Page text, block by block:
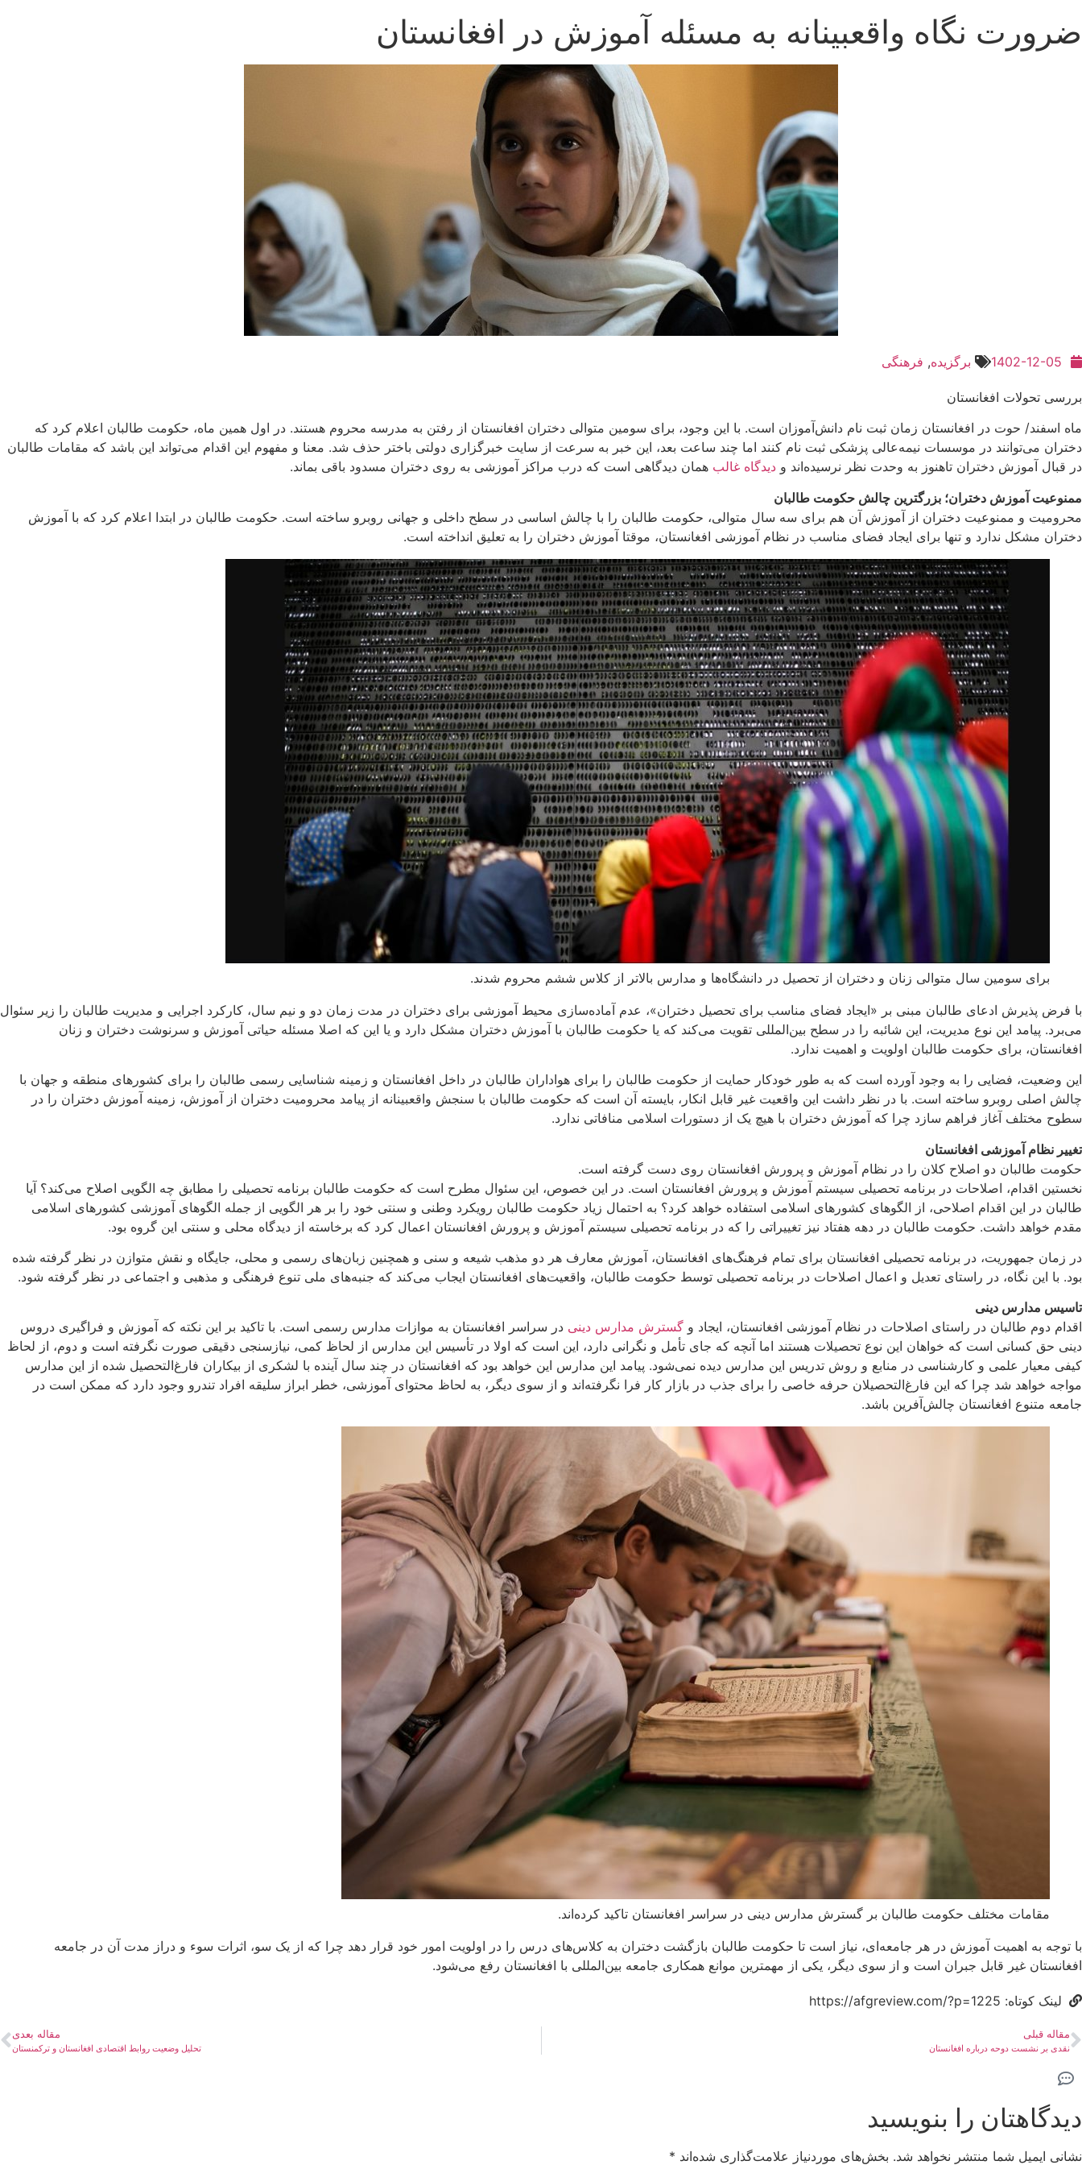
ضرورت نگاه واقعبینانه به مسئله آموزش در افغانستان
1402-12-05 برگزیده, فرهنگی
بررسی تحولات افغانستان
ماه اسفند/ حوت در افغانستان زمان ثبت‌ نام دانش‌آموزان است. با این وجود، برای سومین متوالی دختران افغانستان از رفتن به مدرسه محروم هستند. در اول همین ماه، حکومت طالبان اعلام کرد که
دختران می‌توانند در موسسات نیمه‌عالی پزشکی ثبت نام کنند اما چند ساعت بعد، این خبر به سرعت از سایت خبرگزاری‌ دولتی باختر حذف شد. معنا و مفهوم این اقدام می‌تواند این باشد که مقامات طالبان
در قبال آموزش دختران تاهنوز به وحدت نظر نرسیده‌اند و دیدگاه غالب همان دیدگاهی است که درب مراکز آموزشی به روی دختران مسدود باقی بماند.
ممنوعیت آموزش دختران؛ بزرگترین چالش حکومت طالبان
محرومیت و ممنوعیت دختران از آموزش آن ‌هم برای سه سال متوالی، حکومت طالبان را با چالش اساسی در سطح داخلی و جهانی روبرو ساخته است. حکومت طالبان در ابتدا اعلام کرد که با آموزش
دختران مشکل ندارد و تنها برای ایجاد فضای مناسب در نظام آموزشی افغانستان، موقتا آموزش دختران را به تعلیق انداخته است.
برای سومین سال متوالی زنان و دختران از تحصیل در دانشگاه‌ها و مدارس بالاتر از کلاس ششم محروم شدند.
با فرض پذیرش ادعای طالبان مبنی بر «ایجاد فضای مناسب برای تحصیل دختران»، عدم آماده‌سازی محیط آموزشی برای دختران در مدت زمان دو و نیم سال، کارکرد اجرایی و مدیریت طالبان را زیر سئوال
می‌برد. پیامد این نوع مدیریت، این شائبه را در سطح بین‌المللی تقویت می‌کند که یا حکومت طالبان با آموزش دختران مشکل دارد و یا این که اصلا مسئله حیاتی آموزش و سرنوشت دختران و زنان
افغانستان، برای حکومت طالبان اولویت و اهمیت ندارد.
این وضعیت، فضایی را به وجود آورده است که به طور خودکار حمایت از حکومت طالبان را برای هواداران طالبان در داخل افغانستان و زمینه شناسایی رسمی طالبان را برای کشورهای منطقه و جهان با
چالش اصلی روبرو ساخته است. با در نظر داشت این واقعیت غیر قابل انکار، بایسته آن است که حکومت طالبان با سنجش واقعبینانه از پیامد محرومیت دختران از آموزش، زمینه آموزش دختران را در
سطوح مختلف آغاز فراهم سازد چرا که آموزش دختران با هیچ یک از دستورات اسلامی منافاتی ندارد.
تغییر نظام آموزشی افغانستان
حکومت طالبان دو اصلاح کلان را در نظام آموزش و پرورش افغانستان روی دست گرفته است.
نخستین اقدام، اصلاحات در برنامه تحصیلی سیستم آموزش و پرورش افغانستان است. در این خصوص، این سئوال مطرح است که حکومت طالبان برنامه تحصیلی را مطابق چه الگویی اصلاح می‌کند؟ آیا
طالبان در این اقدام اصلاحی، از الگوهای کشورهای اسلامی استفاده خواهد کرد؟ به احتمال زیاد حکومت طالبان رویکرد وطنی و سنتی خود را بر هر الگویی از جمله الگوهای آموزشی کشورهای اسلامی
مقدم خواهد داشت. حکومت طالبان در دهه هفتاد نیز تغییراتی را که در برنامه تحصیلی سیستم آموزش و پرورش افغانستان اعمال کرد که برخاسته از دیدگاه محلی و سنتی این گروه بود.
در زمان جمهوریت، در برنامه تحصیلی افغانستان برای تمام فرهنگ‌های افغانستان، آموزش معارف هر دو مذهب شیعه و سنی و همچنین زبان‌های رسمی و محلی، جایگاه و نقش متوازن در نظر گرفته شده
بود. با این نگاه، در راستای تعدیل و اعمال اصلاحات در برنامه تحصیلی توسط حکومت طالبان، واقعیت‌های افغانستان ایجاب می‌کند که جنبه‌های ملی تنوع فرهنگی و مذهبی و اجتماعی در نظر گرفته شود.
تاسیس مدارس دینی
اقدام دوم طالبان در راستای اصلاحات در نظام آموزشی افغانستان، ایجاد و گسترش مدارس دینی در سراسر افغانستان به موازات مدارس رسمی است. با تاکید بر این نکته که آموزش و فراگیری دروس
دینی حق کسانی است که خواهان این نوع تحصیلات هستند اما آنچه که جای تأمل و نگرانی دارد، این است که اولا در تأسیس این مدارس از لحاظ کمی، نیازسنجی دقیقی صورت نگرفته است و دوم، از لحاظ
کیفی معیار علمی و کارشناسی در منابع و روش تدریس این مدارس دیده نمی‌شود. پیامد این مدارس این خواهد بود که افغانستان در چند سال آینده با لشکری از بیکاران فارغ‌التحصیل شده از این مدارس
مواجه خواهد شد چرا که این فارغ‌التحصیلان حرفه خاصی را برای جذب در بازار کار فرا نگرفته‌اند و از سوی دیگر، به لحاظ محتوای آموزشی، خطر ابراز سلیقه افراد تندرو وجود دارد که ممکن است در
جامعه متنوع افغانستان چالش‌آفرین باشد.
مقامات مختلف حکومت طالبان بر گسترش مدارس دینی در سراسر افغانستان تاکید کرده‌اند.
با توجه به اهمیت آموزش در هر جامعه‌ای، نیاز است تا حکومت طالبان بازگشت دختران به کلاس‌های درس را در اولویت امور خود قرار دهد چرا که از یک سو، اثرات سوء و دراز مدت آن در جامعه
افغانستان غیر قابل جبران است و از سوی دیگر، یکی از مهمترین موانع همکاری جامعه بین‌المللی با افغانستان رفع می‌شود.
لینک کوتاه: https://afgreview.com/?p=1225
مقاله قبلی
نقدی بر نشست دوحه درباره افغانستان
مقاله بعدی
تحلیل وضعیت روابط اقتصادی افغانستان و ترکمنستان
دیدگاهتان را بنویسید
نشانی ایمیل شما منتشر نخواهد شد. بخش‌های موردنیاز علامت‌گذاری شده‌اند *